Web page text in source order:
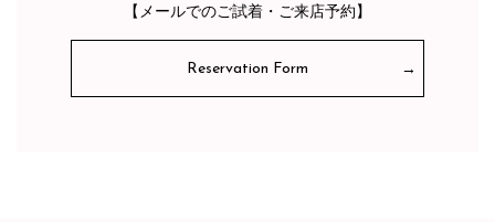
【メールでのご試着・ご来店予約】
Reservation Form